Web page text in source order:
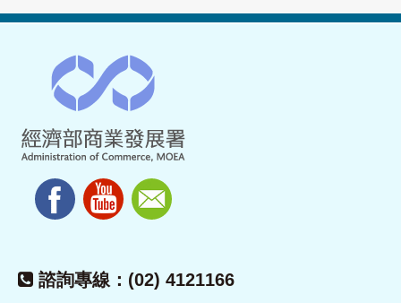
諮詢專線：(02) 4121166